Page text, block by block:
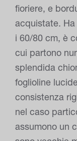
fioriere, e
acquistate.
i 60/80 cm, è
cui partono
splendida
foglioline
consistenza
nel caso
assumono un